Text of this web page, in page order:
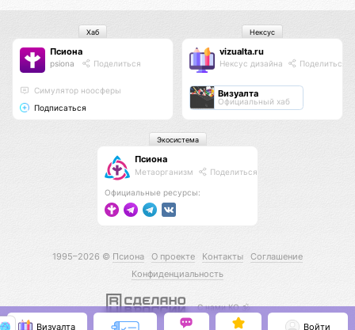
Псиона
psiona Поделиться
Cимулятор ноосферы
Подписаться
Хаб
vizualta.ru
Нексус дизайна Поделиться
Визуалта
Официальный хаб
Нексус
Псиона
Метаорганизм Поделиться
Официальные ресурсы:
Экосистема
1995–2026 © Псиона О проекте Контакты
Соглашение
Конфиденциальность
С нами КО 🕉️
Визуалта Войти